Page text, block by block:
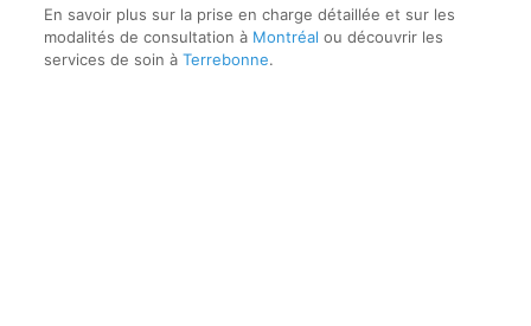
En savoir plus sur la prise en charge détaillée et sur les
modalités de consultation à Montréal ou découvrir les
services de soin à Terrebonne.